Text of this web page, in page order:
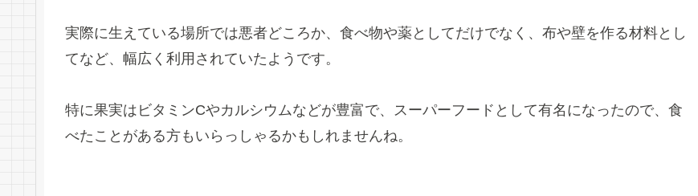
実際に生えている場所では悪者どころか、食べ物や薬としてだけでなく、布や壁を作る材料とし
てなど、幅広く利用されていたようです。
特に果実はビタミンCやカルシウムなどが豊富で、スーパーフードとして有名になったので、食
べたことがある方もいらっしゃるかもしれませんね。